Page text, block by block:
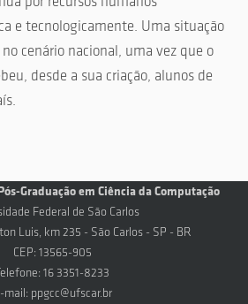
e tecnologicamente. Uma situação
cenário nacional, uma vez que o
desde a sua criação, alunos de
Graduação em Ciência da Computação
Federal de São Carlos
Luis, km 235 - São Carlos - SP - BR
CEP: 13565-905
16 3351-8233
mail: ppgcc@ufscar.br